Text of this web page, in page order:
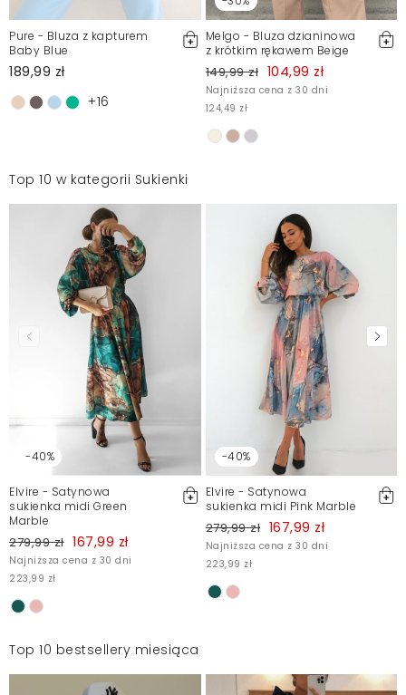
Pure - Bluza z kapturem
Baby Blue
189,99 zł
+16
Melgo - Bluza dzianinowa
z krótkim rękawem Beige
149,99 zł 104,99 zł
Najniższa cena z 30 dni
124,49 zł
Top 10 w kategorii Sukienki
-40%
Elvire - Satynowa
sukienka midi Green
Marble
279,99 zł 167,99 zł
Najniższa cena z 30 dni
223,99 zł
-40%
Elvire - Satynowa
sukienka midi Pink Marble
279,99 zł 167,99 zł
Najniższa cena z 30 dni
223,99 zł
Top 10 bestsellery miesiąca